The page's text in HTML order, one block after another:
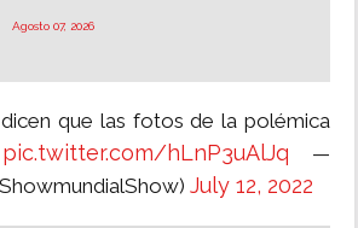
Agosto 07, 2026
dicen que las fotos de la polémica
pic.twitter.com/hLnP3uAlJq —
July 12, 2022